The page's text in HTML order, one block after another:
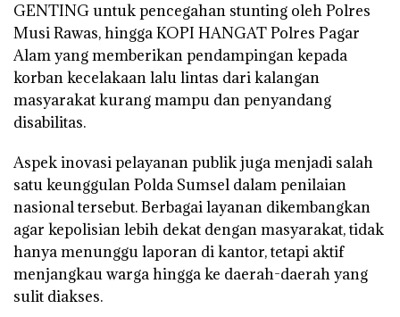
GENTINGuntuk pencegahan stunting oleh Polres
Musi Rawas, hinggaKOPI HANGATPolres Pagar
Alam yang memberikan pendampingan kepada
korban kecelakaan lalu lintas dari kalangan
masyarakat kurang mampu dan penyandang
disabilitas.
Aspek inovasi pelayanan publik juga menjadi salah
satu keunggulan Polda Sumsel dalam penilaian
nasional tersebut. Berbagai layanan dikembangkan
agar kepolisian lebih dekat dengan masyarakat, tidak
hanya menunggu laporan di kantor, tetapi aktif
menjangkau warga hingga ke daerah-daerah yang
sulit diakses.